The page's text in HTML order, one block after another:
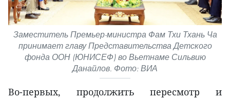
Заместитель Премьер-министра Фам Тхи Тхань Ча
принимает главу Представительства Детского
фонда ООН (ЮНИСЕФ) во Вьетнаме Сильвию
Данайлов. Фото: ВИА
Во-первых, продолжить пересмотр и